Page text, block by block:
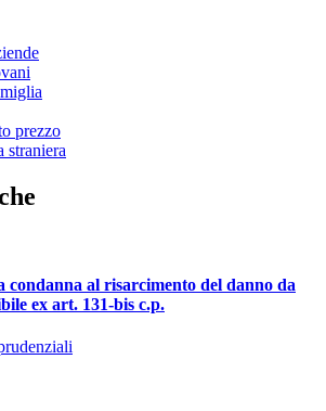
prezzo
straniera
condanna al risarcimento del danno da
ex art. 131-bis c.p.